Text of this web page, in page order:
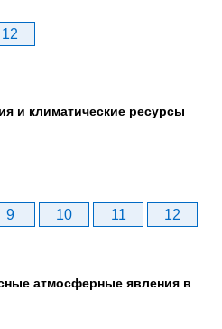
12
и климатические ресурсы
9 10 11
12
атмосферные явления в